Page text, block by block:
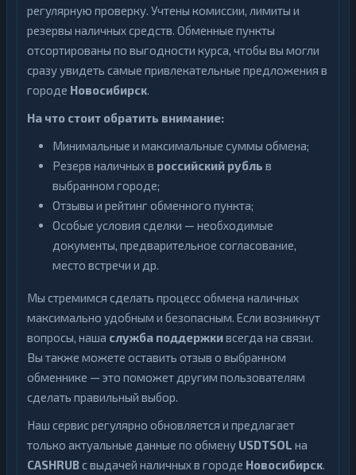
регулярную проверку. Учтены комиссии, лимиты и
резервы наличных средств. Обменные пункты
отсортированы по выгодности курса, чтобы вы могли
сразу увидеть самые привлекательные предложения в
городе Новосибирск.
На что стоит обратить внимание:
Минимальные и максимальные суммы обмена;
Резерв наличных в российский рубль в
выбранном городе;
Отзывы и рейтинг обменного пункта;
Особые условия сделки — необходимые
документы, предварительное согласование,
место встречи и др.
Мы стремимся сделать процесс обмена наличных
максимально удобным и безопасным. Если возникнут
вопросы, наша служба поддержкивсегда на связи.
Вы также можете оставить отзыв о выбранном
обменнике — это поможет другим пользователям
сделать правильный выбор.
Наш сервис регулярно обновляется и предлагает
только актуальные данные по обмену USDTSOL на
CASHRUBс выдачей наличных в городе Новосибирск.